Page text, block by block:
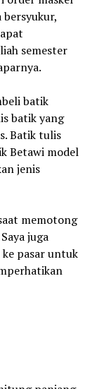
bersyukur,
semester
batik
batik yang
Batik tulis
Betawi model
jenis
memotong
juga
pasar untuk